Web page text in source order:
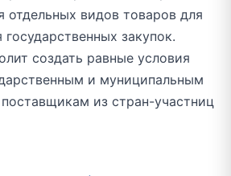
отдельных видов товаров для
закупок.
создать равные условия
и муниципальным
из стран-участниц